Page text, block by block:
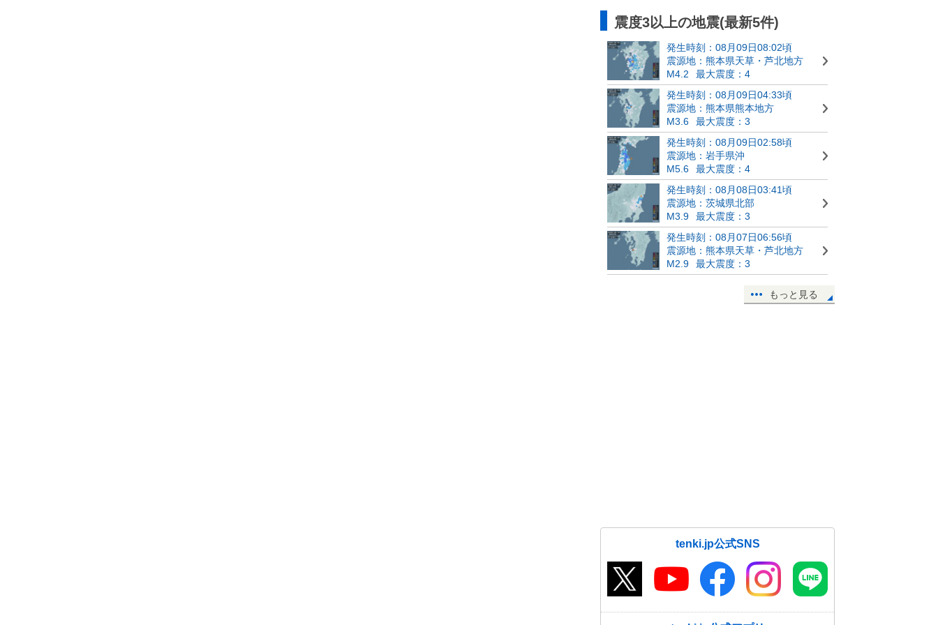
震度3以上の地震(最新5件)
発生時刻：08月09日08:02頃
震源地：熊本県天草・芦北地方
M4.2
最大震度：4
発生時刻：08月09日04:33頃
震源地：熊本県熊本地方
M3.6
最大震度：3
発生時刻：08月09日02:58頃
震源地：岩手県沖
M5.6
最大震度：4
発生時刻：08月08日03:41頃
震源地：茨城県北部
M3.9
最大震度：3
発生時刻：08月07日06:56頃
震源地：熊本県天草・芦北地方
M2.9
最大震度：3
もっと見る
tenki.jp公式SNS